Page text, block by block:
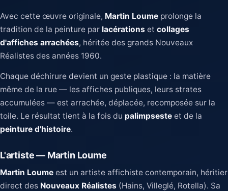
Avec cette œuvre originale, Martin Loume prolonge la
tradition de la peinture par lacérations et collages
d'affiches arrachées, héritée des grands Nouveaux
Réalistes des années 1960.
Chaque déchirure devient un geste plastique : la matière
même de la rue — les affiches publiques, leurs strates
accumulées — est arrachée, déplacée, recomposée sur la
toile. Le résultat tient à la fois du palimpseste et de la
peinture d'histoire.
L'artiste — Martin Loume
Martin Loume est un artiste affichiste contemporain, héritier
direct des Nouveaux Réalistes (Hains, Villeglé, Rotella). Sa